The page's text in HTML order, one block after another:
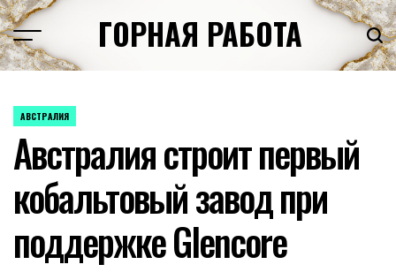
Перейти
к
содержимому
ГОРНАЯ РАБОТА
ОПУБЛИКОВАНО
АВСТРАЛИЯ
Австралия строит первый
кобальтовый завод при
поддержке Glencore